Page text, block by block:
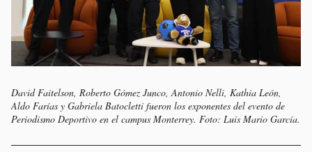
David Faitelson, Roberto Gómez Junco, Antonio Nelli, Kathia León,
Aldo Farías y Gabriela Batocletti fueron los exponentes del evento de
Periodismo Deportivo en el campus Monterrey. Foto: Luis Mario García.